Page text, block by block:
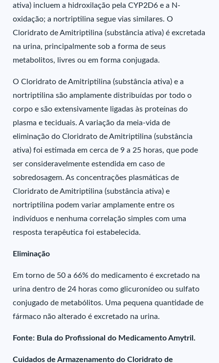
ativa) incluem a hidroxilação pela CYP2D6 e a N-
oxidação; a nortriptilina segue vias similares. O
Cloridrato de Amitriptilina (substância ativa) é excretada
na urina, principalmente sob a forma de seus
metabolitos, livres ou em forma conjugada.
O Cloridrato de Amitriptilina (substância ativa) e a
nortriptilina são amplamente distribuídas por todo o
corpo e são extensivamente ligadas às proteínas do
plasma e teciduais. A variação da meia-vida de
eliminação do Cloridrato de Amitriptilina (substância
ativa) foi estimada em cerca de 9 a 25 horas, que pode
ser consideravelmente estendida em caso de
sobredosagem. As concentrações plasmáticas de
Cloridrato de Amitriptilina (substância ativa) e
nortriptilina podem variar amplamente entre os
indivíduos e nenhuma correlação simples com uma
resposta terapêutica foi estabelecida.
Eliminação
Em torno de 50 a 66% do medicamento é excretado na
urina dentro de 24 horas como glicuronídeo ou sulfato
conjugado de metabólitos. Uma pequena quantidade de
fármaco não alterado é excretado na urina.
Fonte: Bula do Profissional do Medicamento Amytril.
Cuidados de Armazenamento do Cloridrato de